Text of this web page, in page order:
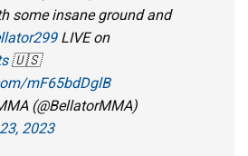
some insane ground and
LIVE on
🇺🇸
mF65bdDglB
(@BellatorMMA)
2023